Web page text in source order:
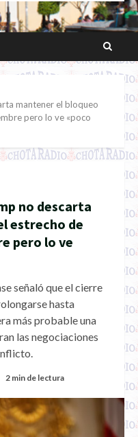
mantener el bloqueo
pero lo ve «poco
no descarta
estrecho de
pero lo ve
señaló que el cierre
hasta
más probable una
las negociaciones
2 min de lectura